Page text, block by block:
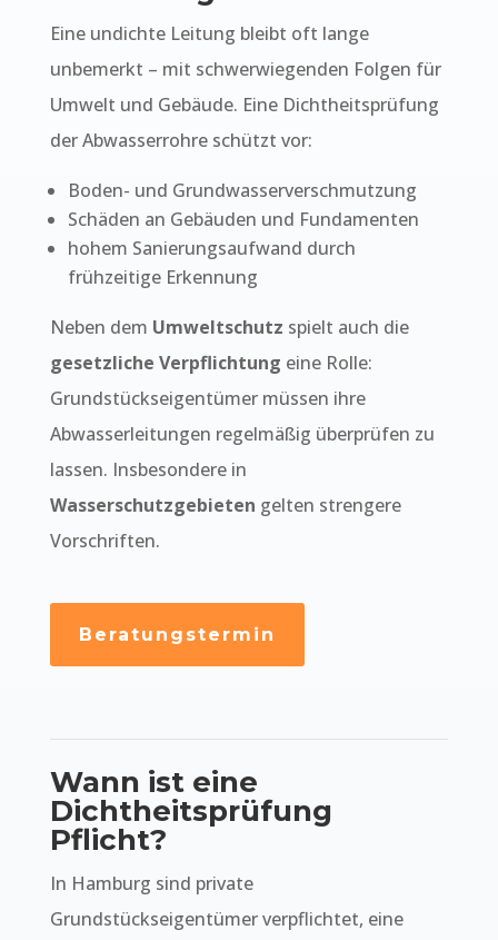
Eine undichte Leitung bleibt oft lange
unbemerkt – mit schwerwiegenden Folgen für
Umwelt und Gebäude. Eine Dichtheitsprüfung
der Abwasserrohre schützt vor:
Boden- und Grundwasserverschmutzung
Schäden an Gebäuden und Fundamenten
hohem Sanierungsaufwand durch
frühzeitige Erkennung
Neben dem Umweltschutz spielt auch die
gesetzliche Verpflichtung eine Rolle:
Grundstückseigentümer müssen ihre
Abwasserleitungen regelmäßig überprüfen zu
lassen. Insbesondere in
Wasserschutzgebieten gelten strengere
Vorschriften.
Beratungstermin
Wann ist eine
Dichtheitsprüfung
Pflicht?
In Hamburg sind private
Grundstückseigentümer verpflichtet, eine